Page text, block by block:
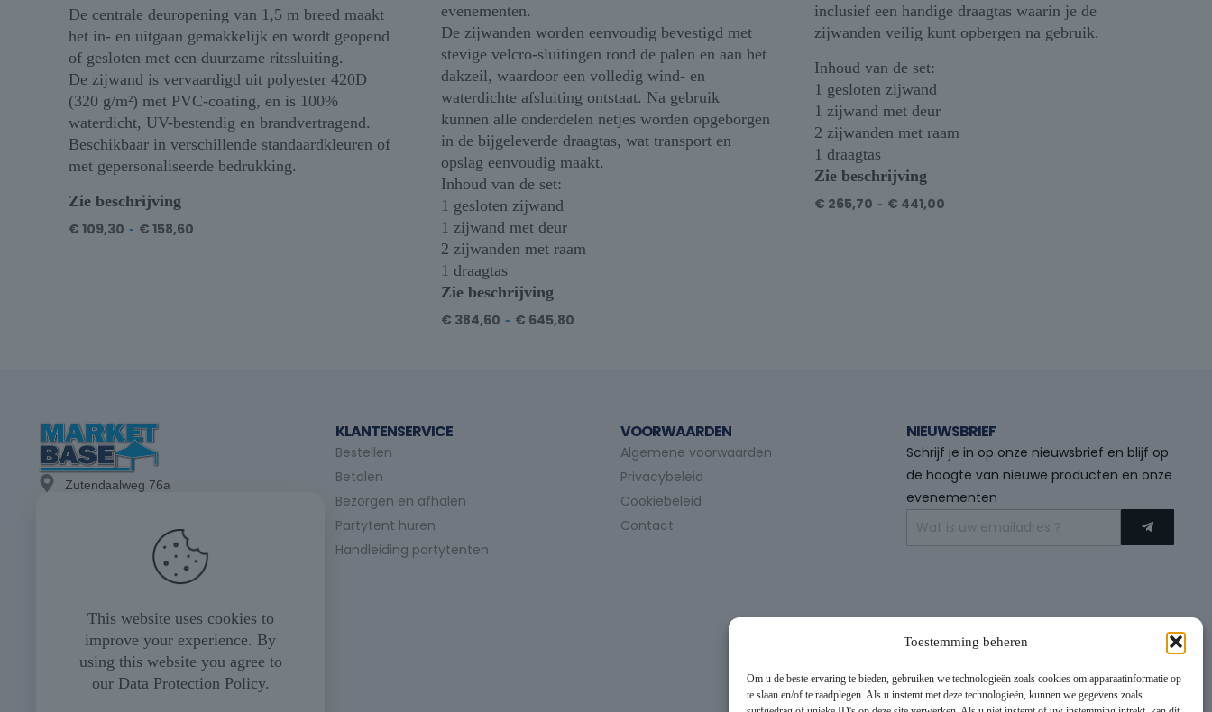
Toestemming beheren
Om u de beste ervaring te bieden, gebruiken we technologieën zoals cookies om apparaatinformatie op
te slaan en/of te raadplegen. Als u instemt met deze technologieën, kunnen we gegevens zoals
De centrale deuropening van 1,5 m breed maakt
het in- en uitgaan gemakkelijk en wordt geopend
of gesloten met een duurzame ritssluiting.
De zijwand is vervaardigd uit polyester 420D
(320 g/m²) met PVC-coating, en is 100%
waterdicht, UV-bestendig en brandvertragend.
Beschikbaar in verschillende standaardkleuren of
met gepersonaliseerde bedrukking.
Zie beschrijving
€ 109,30 - € 158,60
evenementen.
De zijwanden worden eenvoudig bevestigd met
stevige velcro-sluitingen rond de palen en aan het
dakzeil, waardoor een volledig wind- en
waterdichte afsluiting ontstaat. Na gebruik
kunnen alle onderdelen netjes worden opgeborgen
in de bijgeleverde draagtas, wat transport en
opslag eenvoudig maakt.
Inhoud van de set:
1 gesloten zijwand
1 zijwand met deur
2 zijwanden met raam
1 draagtas
Zie beschrijving
€ 384,60 - € 645,80
inclusief een handige draagtas waarin je de
zijwanden veilig kunt opbergen na gebruik.
Inhoud van de set:
1 gesloten zijwand
1 zijwand met deur
2 zijwanden met raam
1 draagtas
Zie beschrijving
€ 265,70 - € 441,00
Zutendaalweg 76a
info@marketbase.be
+(32) 89/49.21.15
+(32) 475/24.98.07
+(32) 475/35.04.23
Maandag tot vrijdag08u00 tot 17u00
KLANTENSERVICE
Bestellen
Betalen
Bezorgen en afhalen
Partytent huren
Handleiding partytenten
VOORWAARDEN
Algemene voorwaarden
Privacybeleid
Cookiebeleid
Contact
NIEUWSBRIEF
Schrijf je in op onze nieuwsbrief en blijf op
de hoogte van nieuwe producten en onze
evenementen
This website uses cookies to
improve your experience. By
using this website you agree to
our Data Protection Policy.